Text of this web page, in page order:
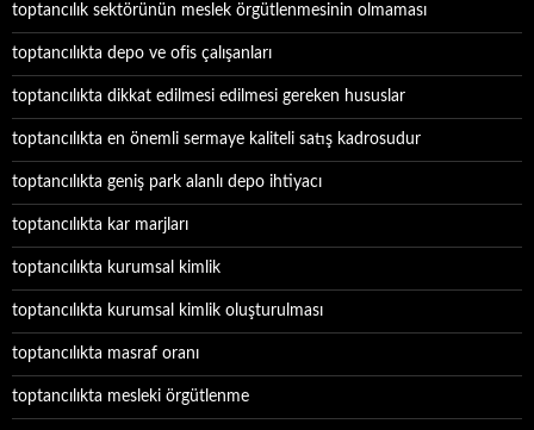
toptancılık sektörünün meslek örgütlenmesinin olmaması
toptancılıkta depo ve ofis çalışanları
toptancılıkta dikkat edilmesi edilmesi gereken hususlar
toptancılıkta en önemli sermaye kaliteli satış kadrosudur
toptancılıkta geniş park alanlı depo ihtiyacı
toptancılıkta kar marjları
toptancılıkta kurumsal kimlik
toptancılıkta kurumsal kimlik oluşturulması
toptancılıkta masraf oranı
toptancılıkta mesleki örgütlenme